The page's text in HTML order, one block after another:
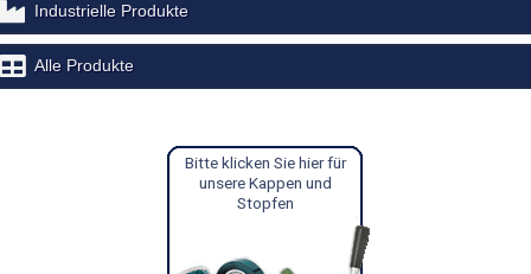
Industrielle Produkte
Alle Produkte
Bitte klicken Sie hier für
unsere Kappen und
Stopfen